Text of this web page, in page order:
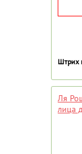
Штрих
Ля
лица